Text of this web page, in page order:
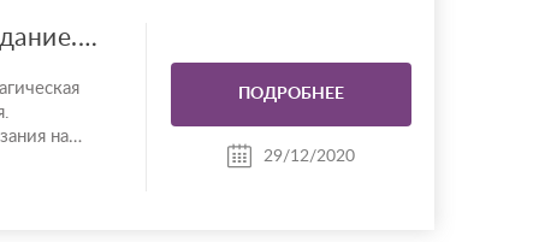
Предновогодние гадание. Магическая помощь.
на
ПОДРОБНЕЕ
29/12/2020